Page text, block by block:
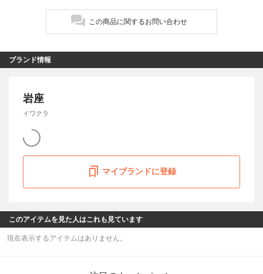
この商品に関するお問い合わせ
ブランド情報
岩座
イワクラ
マイブランドに登録
このアイテムを見た人はこれも見ています
現在表示するアイテムはありません。